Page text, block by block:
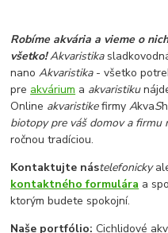
Robíme akvária a vieme o
všetko!Akvaristika
nanoAkvaristika- všetko
pre akvárium a akvaristiku
Online akvaristikefirmyAkvaS
biotopy pre váš domov a firmu
ročnou tradíciou.
Kontaktujte nástelefonicky
kontaktného formulára a
ktorým budete spokojní.
Naše portfólio: Cichlidové